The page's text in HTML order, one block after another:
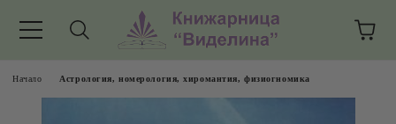
Начало Астрология, номерология, хиромантия, физиогномика